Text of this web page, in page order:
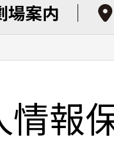
場案内
情報